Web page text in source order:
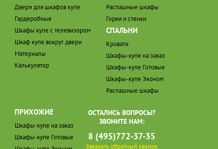
Двери для шкафов купе
Гардеробные
Шкафы купе с телевизором
Шкаф купе вокруг двери
Материалы
Калькулятор
Распашные шкафы
Горки и стенки
СПАЛЬНИ
Кровати
Шкафы-купе на заказ
Шкафы-купе Готовые
Шкафы-купе Эконом
Распашные шкафы
ПРИХОЖИЕ
Шкафы-купе на заказ
Шкафы-купе Готовые
ОСТАЛИСЬ ВОПРОСЫ?
ЗВОНИТЕ НАМ:
8 (495)772-37-35
Заказать обратный звонок